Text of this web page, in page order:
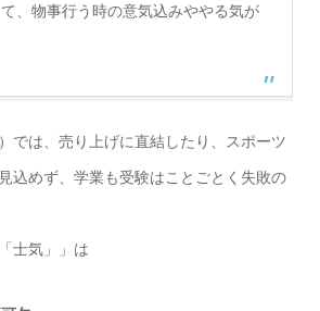
て、物事行う時の意気込みややる気が
では、売り上げに直結したり、スポーツ
込めず、学業も受験はことごとく失敗の
士気」」は